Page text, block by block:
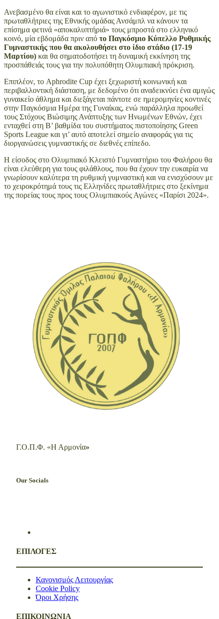
Ανεβασμένο θα είναι και το αγωνιστικό ενδιαφέρον, με τις
πρωταθλήτριες της Εθνικής ομάδας Ανσάμπλ να κάνουν τα
επίσημα φετινά «αποκαλυπτήριά» τους μπροστά στο ελληνικό
κοινό, μία εβδομάδα πριν από το Παγκόσμιο Κύπελλο Ρυθμικής
Γυμναστικής που θα ακολουθήσει στο ίδιο στάδιο (17-19
Μαρτίου) και θα σηματοδοτήσει τη δυναμική εκκίνηση της
προσπάθειάς τους για την πολυπόθητη Ολυμπιακή πρόκριση.
Επιπλέον, το Aphrodite Cup έχει ξεχωριστή κοινωνική και
περιβαλλοντική διάσταση, με δεδομένο ότι αναδεικνύει ένα αμιγώς
γυναικείο άθλημα και διεξάγεται πάντοτε σε ημερομηνίες κοντινές
στην Παγκόσμια Ημέρα της Γυναίκας, ενώ παράλληλα προωθεί
τους Στόχους Βιώσιμης Ανάπτυξης των Ηνωμένων Εθνών, έχει
ενταχθεί στη Β’ βαθμίδα του συστήματος πιστοποίησης Green
Sports League και γι’ αυτό αποτελεί σημείο αναφοράς για τις
διοργανώσεις γυμναστικής σε διεθνές επίπεδο.
Η είσοδος στο Ολυμπιακό Κλειστό Γυμναστήριο του Φαλήρου θα
είναι ελεύθερη για τους φιλάθλους, που θα έχουν την ευκαιρία να
γνωρίσουν καλύτερα τη ρυθμική γυμναστική και να ενισχύσουν με
το χειροκρότημά τους τις Ελληνίδες πρωταθλήτριες στο ξεκίνημα
της πορείας τους προς τους Ολυμπιακούς Αγώνες «Παρίσι 2024».
Γ.Ο.Π.Φ. «Η Αρμονία»
Our Socials
ΕΠΙΛΟΓΕΣ
Κανονισμός Λειτουργίας
Cookie Policy
Όροι Χρήσης
ΕΠΙΚΟΙΝΩΝΙΑ